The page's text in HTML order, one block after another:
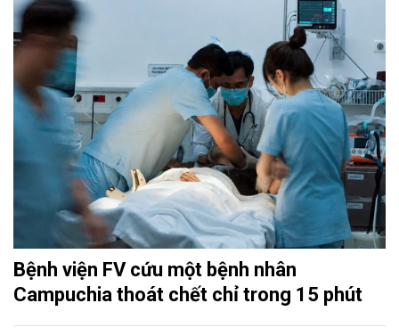
Bệnh viện FV cứu một bệnh nhân
Campuchia thoát chết chỉ trong 15 phút